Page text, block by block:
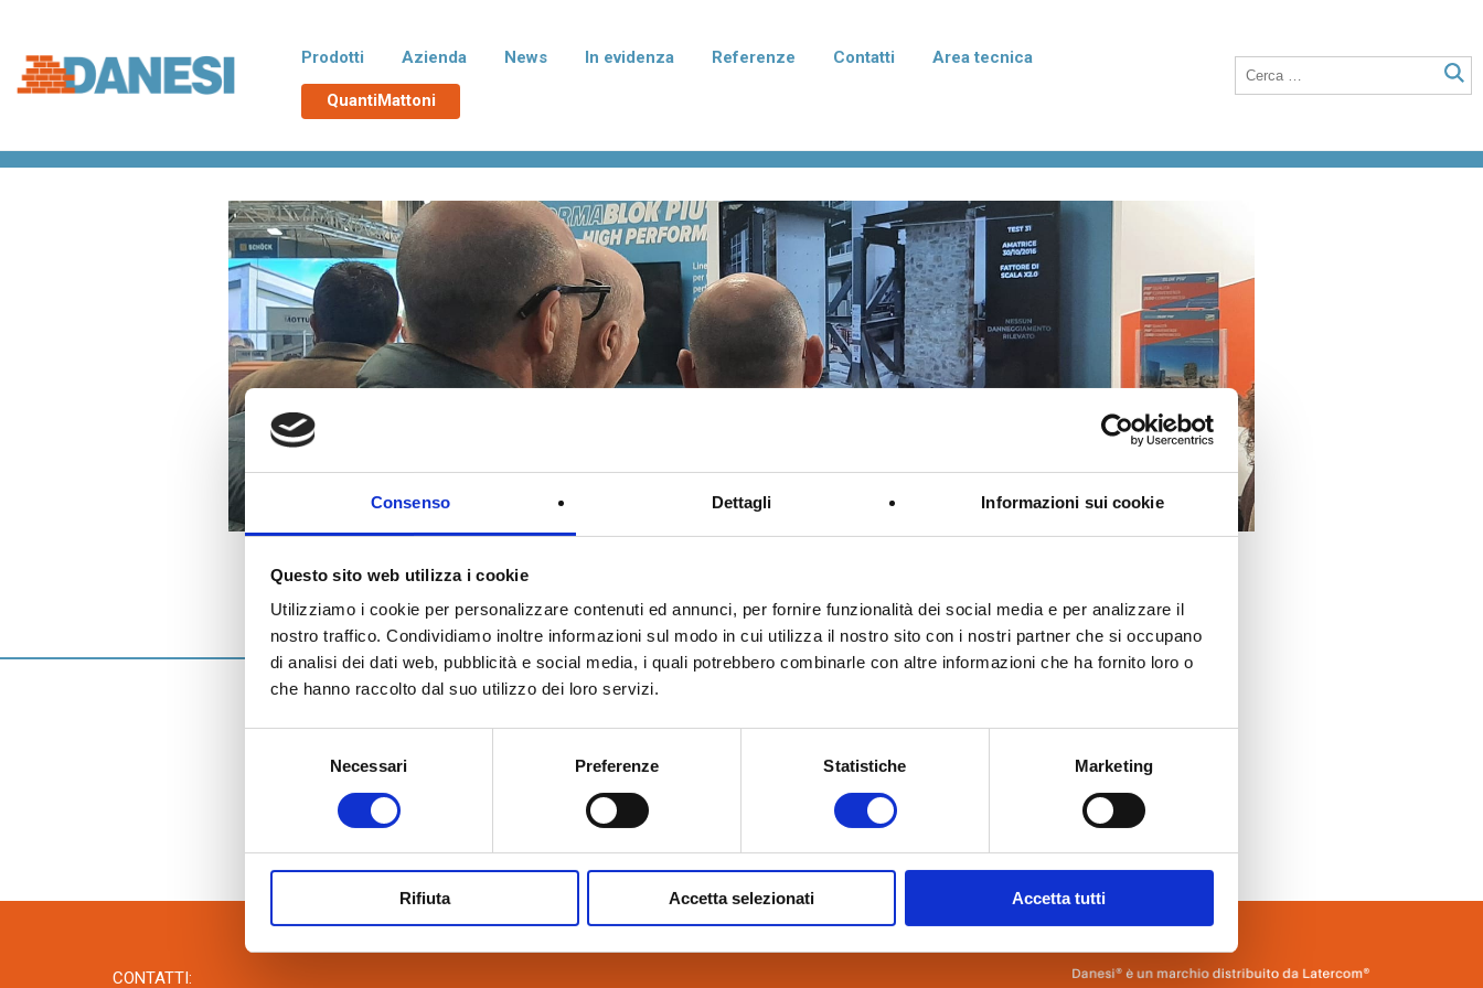
Consenso Dettagli Informazioni sui cookie
Questo sito web utilizza i cookie
Utilizziamo i cookie per personalizzare contenuti ed annunci, per fornire funzionalità dei social media e per analizzare il
nostro traffico. Condividiamo inoltre informazioni sul modo in cui utilizza il nostro sito con i nostri partner che si occupano
di analisi dei dati web, pubblicità e social media, i quali potrebbero combinarle con altre informazioni che ha fornito loro o
che hanno raccolto dal suo utilizzo dei loro servizi.
Necessari Preferenze Statistiche Marketing
Rifiuta Accetta selezionati Accetta tutti
Prodotti Azienda News In evidenza Referenze Contatti Area tecnica
QuantiMattoni
Normablok Più CAM
alle richieste CAM necessarie
all’ottenimento del Superbonus 110%,
con polistirene additivato di grafite
Neopor® BMB di BASF. Un EPS derivato
da materie prime rinnovabili e non fossili.
Normablok Più
additivato di grafite per murature armate,
tamponamento e correzione dei ponti
termici dei pilastri.
Normablok Più Taglio Termico
additivato di grafite per l'isolamento della
fondazione e del solaio.
Poroton Plan
prestazioni termiche, anche a setti sottili
Blocchi in laterizio porizzati con elevate
prestazioni per murature portanti, anche
in zona sismica, e di tamponamento.
Laterizio Tradizionale
Blocchi per murature portanti, anche in
zona sismica, e di tamponamento.
Laterizio per divisori
Blocchi per pareti di divisione tra unità
abitative e tramezzature interne.
Laterizio per solai
Blocchi per solai a nervature parallele,
anche utilizzabili in abbinamento a tutti i
tipi di travetti o su lastre in calcestruzzo.
Malte e accessori
Accessori quali malte termiche, collanti
TUTTI I PRODOTTI
17 Marzo 2023
Klimahouse 2023
Ringraziamenti
Grazie a tutti e continuate a seguirci sul nostro sito
www.danesilaterizi.it
CONTATTI: